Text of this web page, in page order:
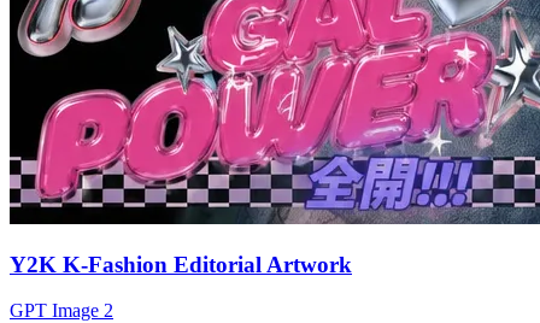
Y2K K-Fashion Editorial Artwork
GPT Image 2